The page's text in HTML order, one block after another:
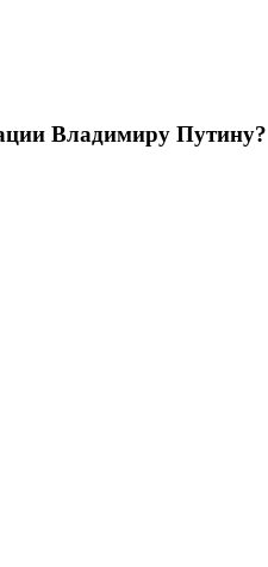
Владимиру Путину?